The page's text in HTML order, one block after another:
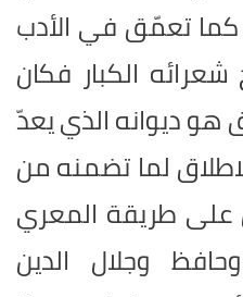
كما تعمّق في الأدب
الكبار فكان
هو ديوانه الذي يعدّ
لما تضمنه من
على طريقة المعري
وجلال الدين